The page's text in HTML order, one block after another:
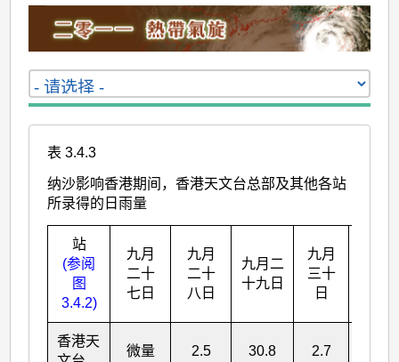
表 3.4.3
纳沙影响香港期间，香港天文台总部及其他各站
所录得的日雨量
站
(参阅
图
3.4.2)
九月
二十
七日
九月
二十
八日
九月二
十九日
九月
三十
日
香港天
微量 2.5 30.8 2.7